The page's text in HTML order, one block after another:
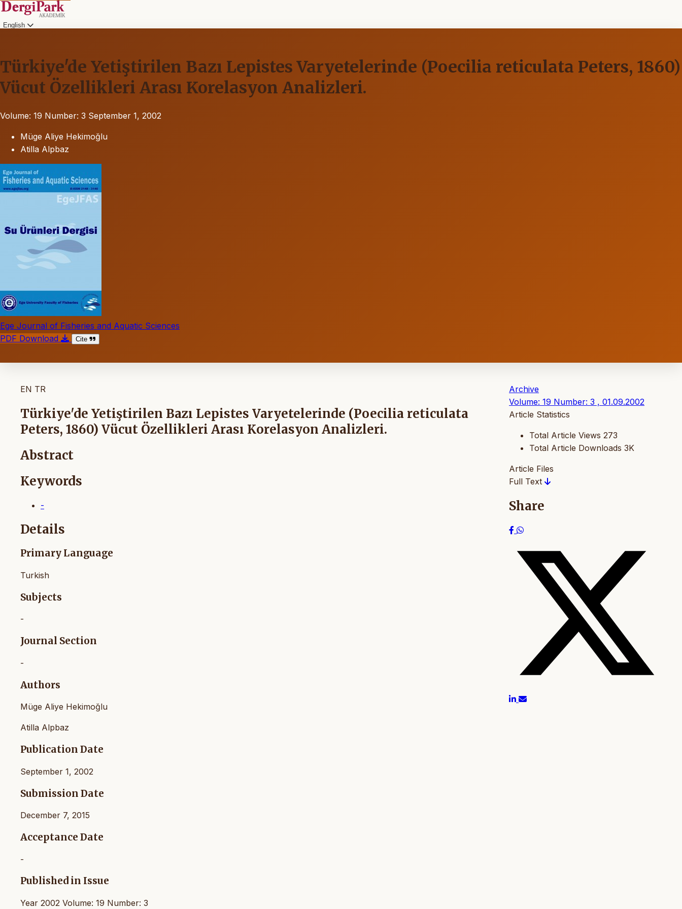
English
Türkiye'de Yetiştirilen Bazı Lepistes Varyetelerinde (Poecilia reticulata Peters, 1860)
Vücut Özellikleri Arası Korelasyon Analizleri.
Volume: 19 Number: 3 September 1, 2002
Müge Aliye Hekimoğlu
Atilla Alpbaz
Ege Journal of Fisheries and Aquatic Sciences
PDF Download
Cite
EN TR
Türkiye'de Yetiştirilen Bazı Lepistes Varyetelerinde (Poecilia reticulata
Peters, 1860) Vücut Özellikleri Arası Korelasyon Analizleri.
Abstract
Keywords
-
Details
Primary Language
Turkish
Subjects
-
Journal Section
-
Authors
Müge Aliye Hekimoğlu
Atilla Alpbaz
Publication Date
September 1, 2002
Submission Date
December 7, 2015
Acceptance Date
-
Published in Issue
Year 2002 Volume: 19 Number: 3
Archive
Volume: 19 Number: 3 , 01.09.2002
Article Statistics
Total Article Views 273
Total Article Downloads 3K
Article Files
Full Text
Share